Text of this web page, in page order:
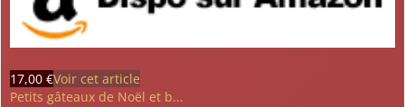
17,00 €Voir cet article
Petits gâteaux de Noël et b...